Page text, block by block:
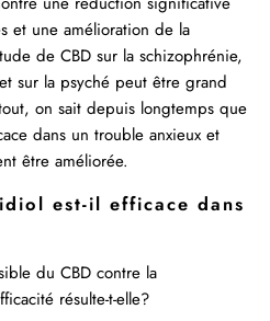
et une amélioration de la
de CBD sur la schizophrénie,
sur la psyché peut être grand
on sait depuis longtemps que
dans un trouble anxieux et
être améliorée.
est-il efficace dans
du CBD contre la
résulte-t-elle?